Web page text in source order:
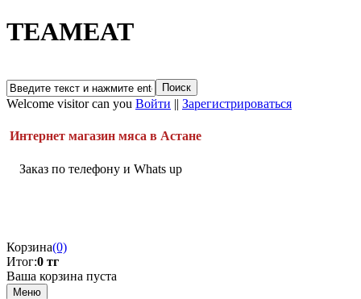
TEAMEAT
Welcome visitor can you Войти || Зарегистрироваться
Интернет магазин мяса в Астане
Заказ по телефону и Whats up
Корзина(0)
Итог:0 тг
Ваша корзина пуста
Меню